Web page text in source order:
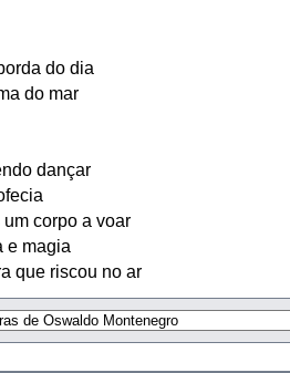
do dia
do mar
dançar
corpo a voar
e magia
que riscou no ar